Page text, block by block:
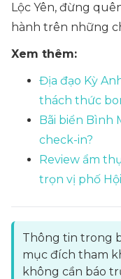
Lộc Yên, đừng
hành trên những
Xem thêm:
Địa đạo Kỳ
thách thức
Bãi biển Bình
check-in?
Review ẩm
trọn vị phố
Thông tin trong
mục đích tham
không cần báo